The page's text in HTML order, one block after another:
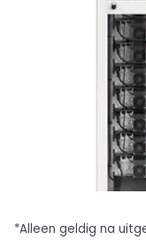
*Alleen geldig na